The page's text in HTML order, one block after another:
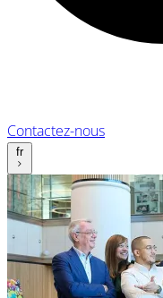
Contactez-nous
fr